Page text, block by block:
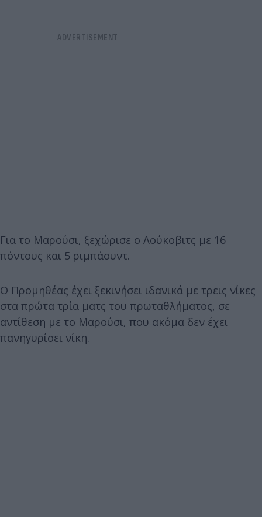
Για το Μαρούσι, ξεχώρισε ο Λούκοβιτς με 16
πόντους και 5 ριμπάουντ.
Ο Προμηθέας έχει ξεκινήσει ιδανικά με τρεις νίκες
στα πρώτα τρία ματς του πρωταθλήματος, σε
αντίθεση με το Μαρούσι, που ακόμα δεν έχει
πανηγυρίσει νίκη.